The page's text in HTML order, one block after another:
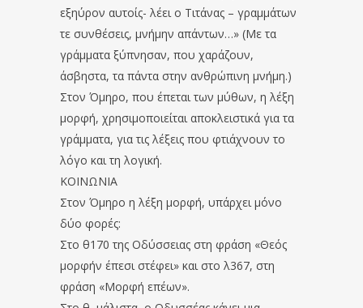
εξηύρον αυτοίς- λέει ο Τιτάνας – γραμμάτων
τε συνθέσεις, μνήμην απάντων…» (Με τα
γράμματα ξύπνησαν, που χαράζουν,
άσβηστα, τα πάντα στην ανθρώπινη μνήμη.)
Στον Όμηρο, που έπεται των μύθων, η λέξη
μορφή, χρησιμοποιείται αποκλειστικά για τα
γράμματα, για τις λέξεις που φτιάχνουν το
λόγο και τη λογική.
ΚΟΙΝΩΝΙΑ
Στον Όμηρο η λέξη μορφή, υπάρχει μόνο
δύο φορές:
Στο θ170 της Οδύσσειας στη φράση «Θεός
μορφήν έπεσι στέφει» και στο λ367, στη
φράση «Μορφή επέων».